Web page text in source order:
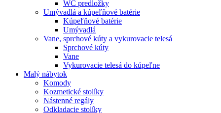
WC predložky
Umývadlá a kúpeľňové batérie
Kúpeľňové batérie
Umývadlá
Vane, sprchové kúty a vykurovacie telesá
Sprchové kúty
Vane
Vykurovacie telesá do kúpeľne
Malý nábytok
Komody
Kozmetické stolíky
Nástenné regály
Odkladacie stolíky